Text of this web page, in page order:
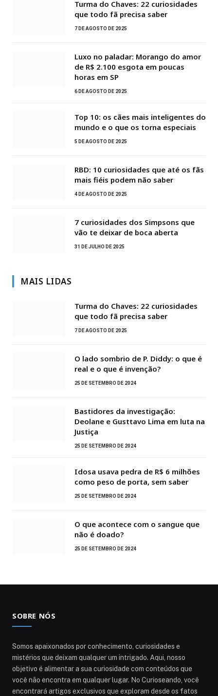
Turma do Chaves: 22 curiosidades
que todo fã precisa saber
7 DE AGOSTO DE 2025
Luxo no paladar: Morango do amor
de R$ 2.100 esgota em poucas
horas em SP
6 DE AGOSTO DE 2025
Top 10: os cães mais inteligentes do
mundo e o que os torna especiais
5 DE AGOSTO DE 2025
RBD: 10 curiosidades que até os fãs
mais fiéis podem não saber
4 DE AGOSTO DE 2025
7 curiosidades dos Simpsons que
vão te deixar de boca aberta
31 DE JULHO DE 2025
MAIS LIDAS
Turma do Chaves: 22 curiosidades
que todo fã precisa saber
7 DE AGOSTO DE 2025
O lado sombrio de P. Diddy: o que é
real e o que é invenção?
25 DE SETEMBRO DE 2024
Bastidores da investigação:
Deolane e Gusttavo Lima em luta na
Justiça
25 DE SETEMBRO DE 2024
Idosa usava pedra de R$ 6 milhões
como peso de porta, sem saber
25 DE SETEMBRO DE 2024
O que acontece com o sangue que
não é doado?
25 DE SETEMBRO DE 2024
SOBRE NÓS
Somos apaixonados por conhecimento, curiosidades e
mistérios que deixam qualquer um intrigado. Aqui, nosso
objetivo é alimentar a sua curiosidade com conteúdos que
você não encontra em qualquer lugar. No Curioseando, você
encontrará artigos exclusivos que exploram desde os fatos